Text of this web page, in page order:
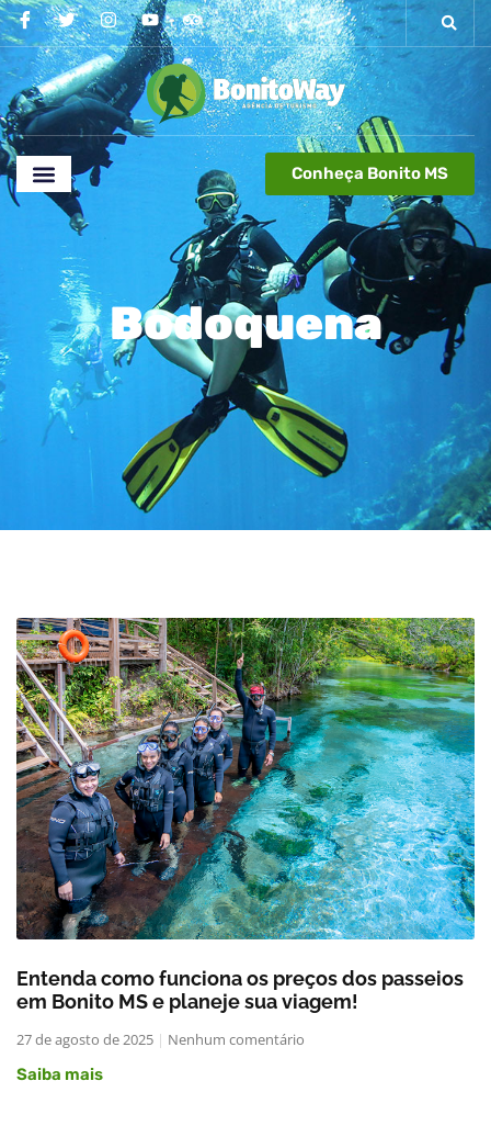
Conheça Bonito MS
Bodoquena
Entenda como funciona os preços dos passeios
em Bonito MS e planeje sua viagem!
27 de agosto de 2025
Nenhum comentário
Saiba mais